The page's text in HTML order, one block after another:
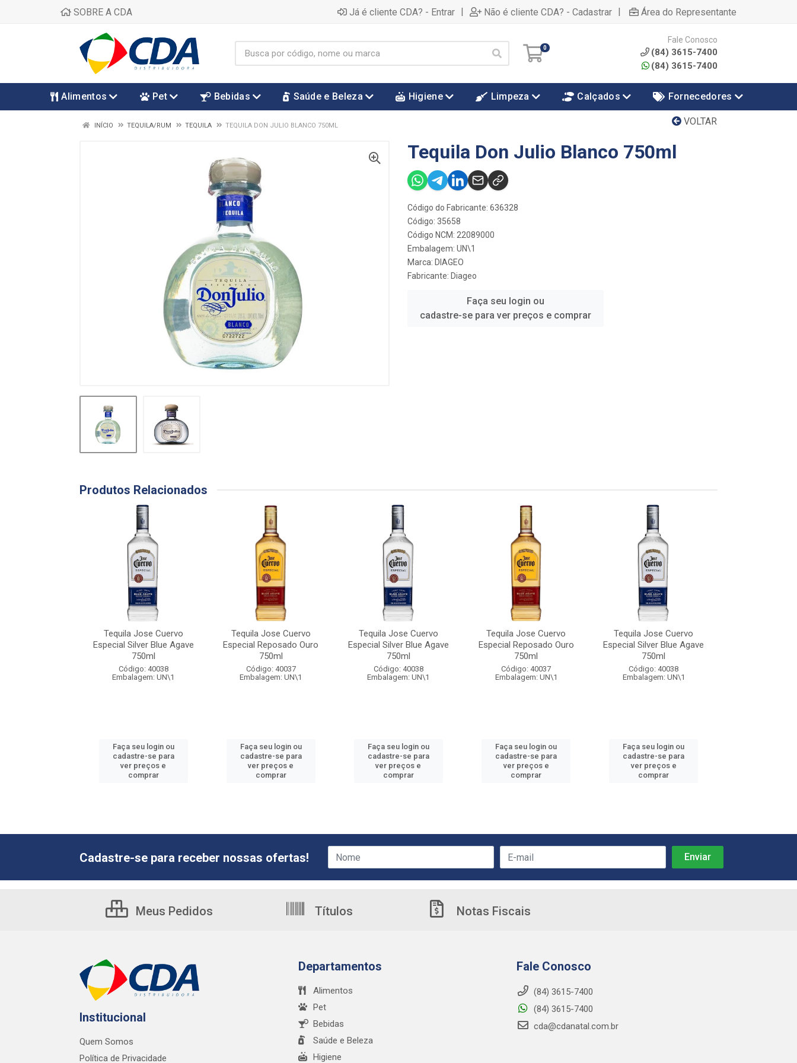
SOBRE A CDA Já é cliente CDA? - Entrar | Não é cliente CDA? - Cadastrar | Área do Representante
0
Fale Conosco
(84) 3615-7400
(84) 3615-7400
Alimentos Pet Bebidas Saúde e Beleza Higiene Limpeza Calçados Fornecedores
VOLTAR
INÍCIO TEQUILA/RUM TEQUILA TEQUILA DON JULIO BLANCO 750ML
Tequila Don Julio Blanco 750ml
Código do Fabricante: 636328
Código: 35658
Código NCM: 22089000
Embalagem: UN\1
Marca: DIAGEO
Fabricante: Diageo
Faça seu login ou
cadastre-se para ver preços e comprar
Produtos Relacionados
Tequila Jose Cuervo
Especial Silver Blue Agave
750ml
Código: 40038
Embalagem: UN\1
Faça seu login ou
cadastre-se para
ver preços e
comprar
Tequila Jose Cuervo
Especial Reposado Ouro
750ml
Código: 40037
Embalagem: UN\1
Faça seu login ou
cadastre-se para
ver preços e
comprar
Tequila Jose Cuervo
Especial Silver Blue Agave
750ml
Código: 40038
Embalagem: UN\1
Faça seu login ou
cadastre-se para
ver preços e
comprar
Tequila Jose Cuervo
Especial Reposado Ouro
750ml
Código: 40037
Embalagem: UN\1
Faça seu login ou
cadastre-se para
ver preços e
comprar
Tequila Jose Cuervo
Especial Silver Blue Agave
750ml
Código: 40038
Embalagem: UN\1
Faça seu login ou
cadastre-se para
ver preços e
comprar
Cadastre-se para receber nossas ofertas!
Meus Pedidos Títulos Notas Fiscais
Institucional
Quem Somos
Política de Privacidade
Departamentos
Alimentos
Pet
Bebidas
Saúde e Beleza
Higiene
Fale Conosco
(84) 3615-7400
(84) 3615-7400
cda@cdanatal.com.br